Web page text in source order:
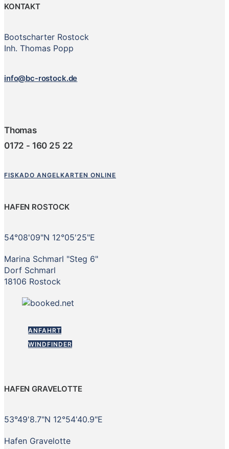
KONTAKT
Bootscharter Rostock
Inh. Thomas Popp
info@bc-rostock.de
Thomas
0172 - 160 25 22
FISKADO ANGELKARTEN ONLINE
HAFEN ROSTOCK
54°08'09"N 12°05'25"E
Marina Schmarl "Steg 6"
Dorf Schmarl
18106 Rostock
ANFAHRT
WINDFINDER
HAFEN GRAVELOTTE
53°49'8.7"N 12°54'40.9"E
Hafen Gravelotte